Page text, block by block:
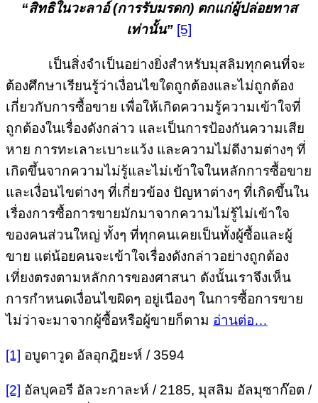
“สิทธิในวะลาอ์ (การรับมรดก) ตกแก่ผู้ปล่อยทาส
เท่านั้น” [5]
เป็นสิ่งจำเป็นอย่างยิ่งสำหรับมุสลิมทุกคนที่จะ
ต้องศึกษาเรียนรู้ว่าเงื่อนไขใดถูกต้องและไม่ถูกต้อง
เกี่ยวกับการซื้อขาย เพื่อให้เกิดความรู้ความเข้าใจที่
ถูกต้องในเรื่องดังกล่าว และเป็นการป้องกันความเสีย
หาย การทะเลาะเบาะแว้ง และความไม่ดีงามต่างๆ ที่
เกิดขึ้นจากความไม่รู้และไม่เข้าใจในหลักการซื้อขาย
และเงื่อนไขต่างๆ ที่เกี่ยวข้อง ปัญหาต่างๆ ที่เกิดขึ้นใน
เรื่องการซื้อการขายมักมาจากความไม่รู้ไม่เข้าใจ
ของคนส่วนใหญ่ ทั้งๆ ที่ทุกคนเคยเป็นทั้งผู้ซื้อและผู้
ขาย แต่น้อยคนจะเข้าใจเรื่องดังกล่าวอย่างถูกต้อง
เที่ยงตรงตามหลักการของศาสนา ดังนั้นเราจึงเห็น
การกำหนดเงื่อนไขผิดๆ อยู่เนืองๆ ในการซื้อการขาย
ไม่ว่าจะมาจากผู้ซื้อหรือผู้ขายก็ตาม อ่านต่อ…
[1] อบูดาวูด อัลอุกฎิยะห์ / 3594
[2] อัลบุคอรี อัลวะกาละห์ / 2185, มุสลิม อัลมุซาก๊อต /